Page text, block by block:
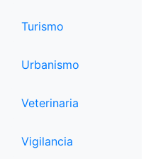
Turismo
Urbanismo
Veterinaria
Vigilancia